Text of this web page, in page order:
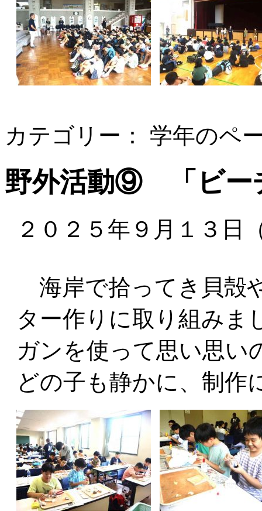
カテゴリー： 学年のペ
野外活動⑨ 「ビー
２０２５年９月１３日
海岸で拾ってき貝殻
ター作りに取り組みま
ガンを使って思い思い
どの子も静かに、制作